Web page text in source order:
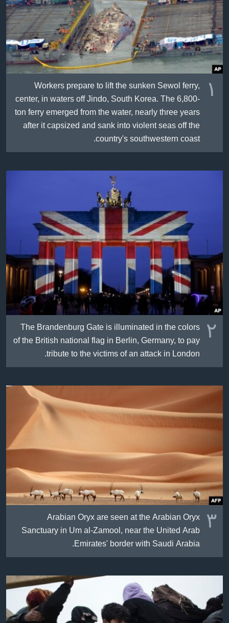
ژیان لە فەرهەنگدا
Learning English
FOLLOW US
زمانه‌کان١
Workers prepare to lift the sunken Sewol ferry,
center, in waters off Jindo, South Korea. The 6,800-
ton ferry emerged from the water, nearly three years
after it capsized and sank into violent seas off the
country's southwestern coast.
٢ The Brandenburg Gate is illuminated in the colors
of the British national flag in Berlin, Germany, to pay
tribute to the victims of an attack in London.
٣ Arabian Oryx are seen at the Arabian Oryx
Sanctuary in Um al-Zamool, near the United Arab
Emirates' border with Saudi Arabia.